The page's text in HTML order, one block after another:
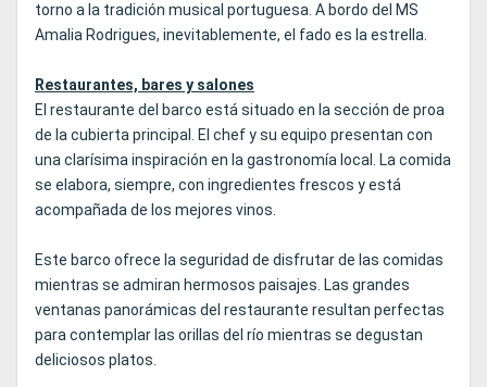
torno a la tradición musical portuguesa. A bordo del MS
Amalia Rodrigues, inevitablemente, el fado es la estrella.
Restaurantes, bares y salones
El restaurante del barco está situado en la sección de proa
de la cubierta principal. El chef y su equipo presentan con
una clarísima inspiración en la gastronomía local. La comida
se elabora, siempre, con ingredientes frescos y está
acompañada de los mejores vinos.
Este barco ofrece la seguridad de disfrutar de las comidas
mientras se admiran hermosos paisajes. Las grandes
ventanas panorámicas del restaurante resultan perfectas
para contemplar las orillas del río mientras se degustan
deliciosos platos.